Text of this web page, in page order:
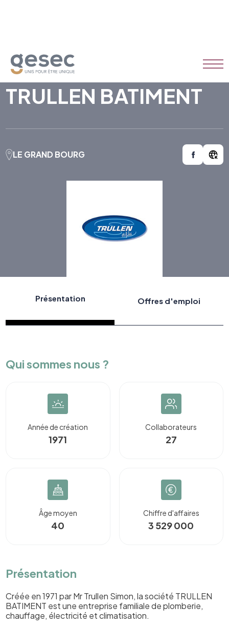
TRULLEN BATIMENT
LE GRAND BOURG
Présentation Offres d'emploi
Qui sommes nous ?
Année de création
1971
Collaborateurs
27
Âge moyen
40
Chiffre d'affaires
3 529 000
Présentation
Créée en 1971 par Mr Trullen Simon, la société TRULLEN
BATIMENT est une entreprise familiale de plomberie,
chauffage, électricité et climatisation.